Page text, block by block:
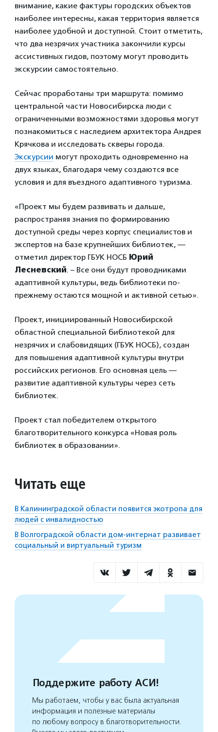
внимание, какие фактуры городских объектов
наиболее интересны, какая территория является
наиболее удобной и доступной. Стоит отметить,
что два незрячих участника закончили курсы
ассистивных гидов, поэтому могут проводить
экскурсии самостоятельно.
Сейчас проработаны три маршрута: помимо
центральной части Новосибирска люди с
ограниченными возможностями здоровья могут
познакомиться с наследием архитектора Андрея
Крячкова и исследовать скверы города.
Экскурсии могут проходить одновременно на
двух языках, благодаря чему создаются все
условия и для въездного адаптивного туризма.
«Проект мы будем развивать и дальше,
распространяя знания по формированию
доступной среды через корпус специалистов и
экспертов на базе крупнейших библиотек, —
отметил директор ГБУК НОСБ Юрий
Лесневский. – Все они будут проводниками
адаптивной культуры, ведь библиотеки по-
прежнему остаются мощной и активной сетью».
Проект, инициированный Новосибирской
областной специальной библиотекой для
незрячих и слабовидящих (ГБУК НОСБ), создан
для повышения адаптивной культуры внутри
российских регионов. Его основная цель —
развитие адаптивной культуры через сеть
библиотек.
Проект стал победителем открытого
благотворительного конкурса «Новая роль
библиотек в образовании».
Читать еще
В Калининградской области появится экотропа для
людей с инвалидностью
В Волгоградской области дом-интернат развивает
социальный и виртуальный туризм
Поддержите работу АСИ!
Мы работаем, чтобы у вас была актуальная
информация и полезные материалы
по любому вопросу в благотворительности.